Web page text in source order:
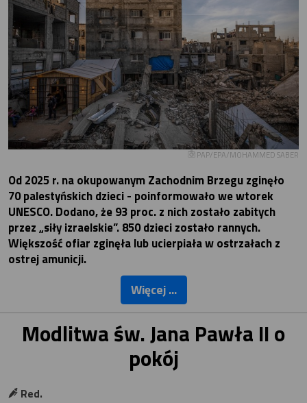
PAP/EPA/MOHAMMED SABER
Od 2025 r. na okupowanym Zachodnim Brzegu zginęło
70 palestyńskich dzieci - poinformowało we wtorek
UNESCO. Dodano, że 93 proc. z nich zostało zabitych
przez „siły izraelskie”. 850 dzieci zostało rannych.
Większość ofiar zginęła lub ucierpiała w ostrzałach z
ostrej amunicji.
Więcej ...
Modlitwa św. Jana Pawła II o
pokój
Red.